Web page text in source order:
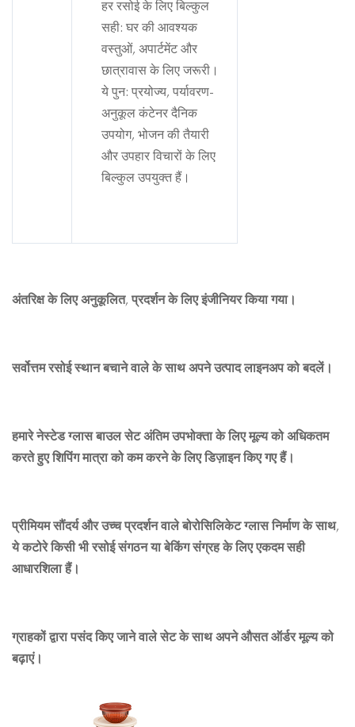
हर रसोई के लिए बिल्कुल
सही: घर की आवश्यक
वस्तुओं, अपार्टमेंट और
छात्रावास के लिए जरूरी।
ये पुन: प्रयोज्य, पर्यावरण-
अनुकूल कंटेनर दैनिक
उपयोग, भोजन की तैयारी
और उपहार विचारों के लिए
बिल्कुल उपयुक्त हैं।
अंतरिक्ष के लिए अनुकूलित, प्रदर्शन के लिए इंजीनियर किया गया।
सर्वोत्तम रसोई स्थान बचाने वाले के साथ अपने उत्पाद लाइनअप को बदलें।
हमारे नेस्टेड ग्लास बाउल सेट अंतिम उपभोक्ता के लिए मूल्य को अधिकतम
करते हुए शिपिंग मात्रा को कम करने के लिए डिज़ाइन किए गए हैं।
प्रीमियम सौंदर्य और उच्च प्रदर्शन वाले बोरोसिलिकेट ग्लास निर्माण के साथ,
ये कटोरे किसी भी रसोई संगठन या बेकिंग संग्रह के लिए एकदम सही
आधारशिला हैं।
ग्राहकों द्वारा पसंद किए जाने वाले सेट के साथ अपने औसत ऑर्डर मूल्य को
बढ़ाएं।